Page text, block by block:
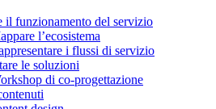
il funzionamento del servizio
l’ecosistema
i flussi di servizio
le soluzioni
di co-progettazione